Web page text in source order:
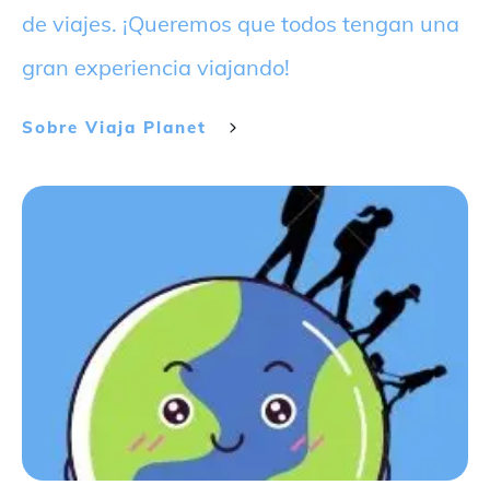
de viajes. ¡Queremos que todos tengan una
gran experiencia viajando!
Sobre Viaja Planet